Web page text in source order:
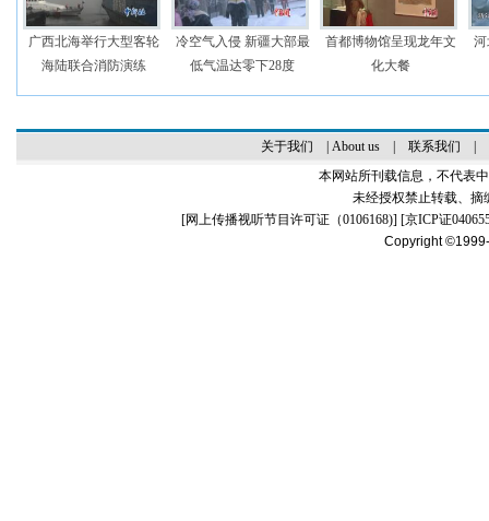
广西北海举行大型客轮
海陆联合消防演练
冷空气入侵 新疆大部最
低气温达零下28度
首都博物馆呈现龙年文
化大餐
关于我们 About us| 联系我们
本网站所刊载信息，不代表
未经授权禁止转载、摘
[网上传播视听节目许可证（0106168)] [京ICP证
Copyright